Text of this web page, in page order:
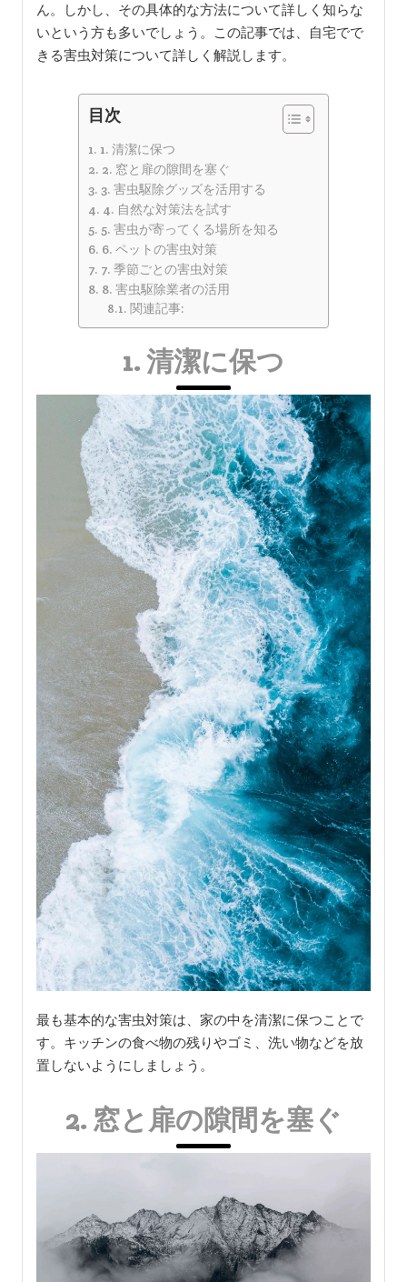
ん。しかし、その具体的な方法について詳しく知らな
いという方も多いでしょう。この記事では、自宅でで
きる害虫対策について詳しく解説します。
目次
1. 清潔に保つ
2. 窓と扉の隙間を塞ぐ
3. 害虫駆除グッズを活用する
4. 自然な対策法を試す
5. 害虫が寄ってくる場所を知る
6. ペットの害虫対策
7. 季節ごとの害虫対策
8. 害虫駆除業者の活用
関連記事:
1. 清潔に保つ
最も基本的な害虫対策は、家の中を清潔に保つことで
す。キッチンの食べ物の残りやゴミ、洗い物などを放
置しないようにしましょう。
2. 窓と扉の隙間を塞ぐ